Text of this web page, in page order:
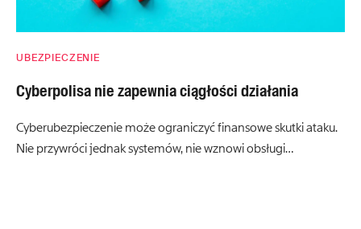
UBEZPIECZENIE
Cyberpolisa nie zapewnia ciągłości działania
Cyberubezpieczenie może ograniczyć finansowe skutki ataku.
Nie przywróci jednak systemów, nie wznowi obsługi…